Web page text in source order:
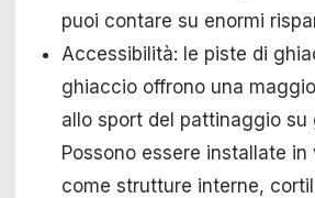
puoi contare su enormi
Accessibilità: le piste di
ghiaccio offrono una
allo sport del pattinaggio su
Possono essere installate in
come strutture interne,